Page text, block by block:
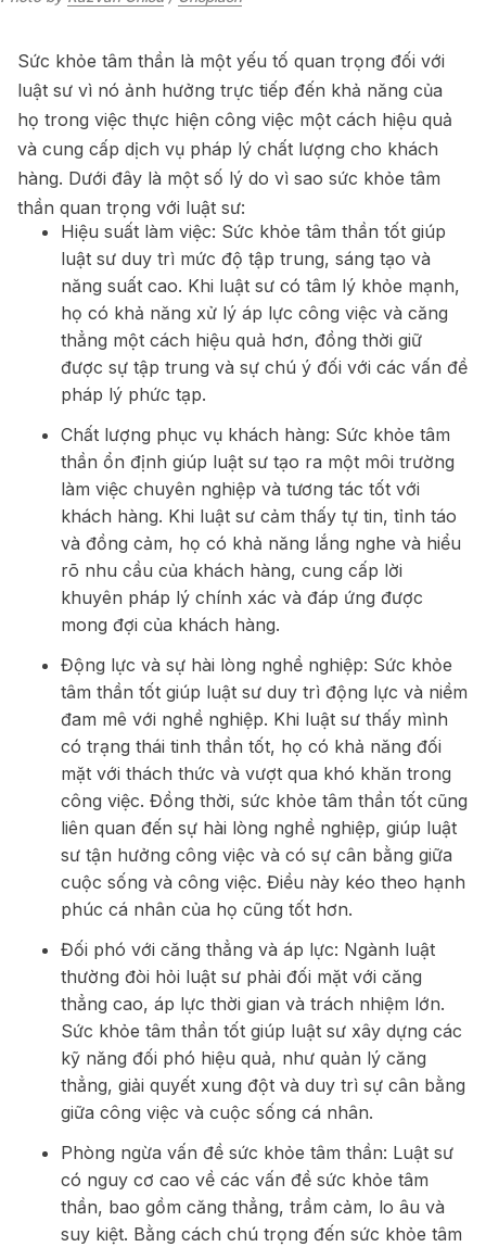
Sức khỏe tâm thần là một yếu tố quan trọng đối với
luật sư vì nó ảnh hưởng trực tiếp đến khả năng của
họ trong việc thực hiện công việc một cách hiệu quả
và cung cấp dịch vụ pháp lý chất lượng cho khách
hàng. Dưới đây là một số lý do vì sao sức khỏe tâm
thần quan trọng với luật sư:
Hiệu suất làm việc: Sức khỏe tâm thần tốt giúp
luật sư duy trì mức độ tập trung, sáng tạo và
năng suất cao. Khi luật sư có tâm lý khỏe mạnh,
họ có khả năng xử lý áp lực công việc và căng
thẳng một cách hiệu quả hơn, đồng thời giữ
được sự tập trung và sự chú ý đối với các vấn đề
pháp lý phức tạp.
Chất lượng phục vụ khách hàng: Sức khỏe tâm
thần ổn định giúp luật sư tạo ra một môi trường
làm việc chuyên nghiệp và tương tác tốt với
khách hàng. Khi luật sư cảm thấy tự tin, tỉnh táo
và đồng cảm, họ có khả năng lắng nghe và hiểu
rõ nhu cầu của khách hàng, cung cấp lời
khuyên pháp lý chính xác và đáp ứng được
mong đợi của khách hàng.
Động lực và sự hài lòng nghề nghiệp: Sức khỏe
tâm thần tốt giúp luật sư duy trì động lực và niềm
đam mê với nghề nghiệp. Khi luật sư thấy mình
có trạng thái tinh thần tốt, họ có khả năng đối
mặt với thách thức và vượt qua khó khăn trong
công việc. Đồng thời, sức khỏe tâm thần tốt cũng
liên quan đến sự hài lòng nghề nghiệp, giúp luật
sư tận hưởng công việc và có sự cân bằng giữa
cuộc sống và công việc. Điều này kéo theo hạnh
phúc cá nhân của họ cũng tốt hơn.
Đối phó với căng thẳng và áp lực: Ngành luật
thường đòi hỏi luật sư phải đối mặt với căng
thẳng cao, áp lực thời gian và trách nhiệm lớn.
Sức khỏe tâm thần tốt giúp luật sư xây dựng các
kỹ năng đối phó hiệu quả, như quản lý căng
thẳng, giải quyết xung đột và duy trì sự cân bằng
giữa công việc và cuộc sống cá nhân.
Phòng ngừa vấn đề sức khỏe tâm thần: Luật sư
có nguy cơ cao về các vấn đề sức khỏe tâm
thần, bao gồm căng thẳng, trầm cảm, lo âu và
suy kiệt. Bằng cách chú trọng đến sức khỏe tâm